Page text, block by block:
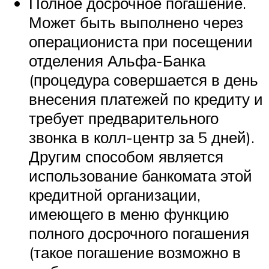
Может быть выполнено через
операциониста при посещении
отделения Альфа-Банка
(процедура совершается в день
внесения платежей по кредиту и
требует предварительного
звонка в колл-центр за 5 дней).
Другим способом является
использование банкомата этой
кредитной организации,
имеющего в меню функцию
полного досрочного погашения
(такое погашение возможно в